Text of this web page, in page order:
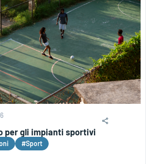
per gli impianti sportivi
#Sport